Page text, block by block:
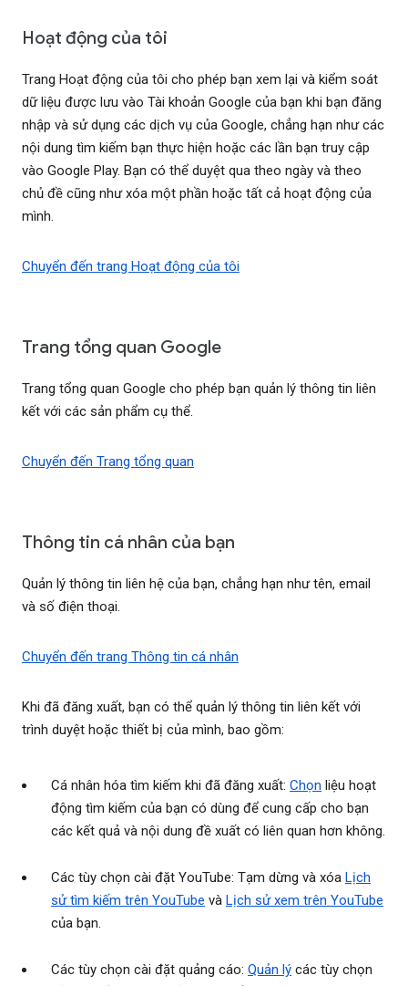
Hoạt động của tôi
Trang Hoạt động của tôi cho phép bạn xem lại và kiểm soát
dữ liệu được lưu vào Tài khoản Google của bạn khi bạn đăng
nhập và sử dụng các dịch vụ của Google, chẳng hạn như các
nội dung tìm kiếm bạn thực hiện hoặc các lần bạn truy cập
vào Google Play. Bạn có thể duyệt qua theo ngày và theo
chủ đề cũng như xóa một phần hoặc tất cả hoạt động của
mình.
Chuyển đến trang Hoạt động của tôi
Trang tổng quan Google
Trang tổng quan Google cho phép bạn quản lý thông tin liên
kết với các sản phẩm cụ thể.
Chuyển đến Trang tổng quan
Thông tin cá nhân của bạn
Quản lý thông tin liên hệ của bạn, chẳng hạn như tên, email
và số điện thoại.
Chuyển đến trang Thông tin cá nhân
Khi đã đăng xuất, bạn có thể quản lý thông tin liên kết với
trình duyệt hoặc thiết bị của mình, bao gồm:
Cá nhân hóa tìm kiếm khi đã đăng xuất: Chọn liệu hoạt
động tìm kiếm của bạn có dùng để cung cấp cho bạn
các kết quả và nội dung đề xuất có liên quan hơn không.
Các tùy chọn cài đặt YouTube: Tạm dừng và xóa Lịch
sử tìm kiếm trên YouTube và Lịch sử xem trên YouTube
của bạn.
Các tùy chọn cài đặt quảng cáo: Quản lý các tùy chọn